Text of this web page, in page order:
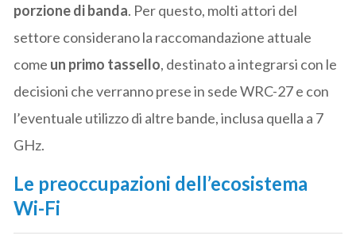
porzione di banda. Per questo, molti attori del
settore considerano la raccomandazione attuale
come un primo tassello, destinato a integrarsi con le
decisioni che verranno prese in sede WRC-27 e con
l’eventuale utilizzo di altre bande, inclusa quella a 7
GHz.
Le preoccupazioni dell’ecosistema
Wi-Fi